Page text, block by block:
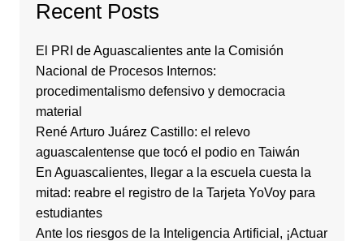
Recent Posts
El PRI de Aguascalientes ante la Comisión
Nacional de Procesos Internos:
procedimentalismo defensivo y democracia
material
René Arturo Juárez Castillo: el relevo
aguascalentense que tocó el podio en Taiwán
En Aguascalientes, llegar a la escuela cuesta la
mitad: reabre el registro de la Tarjeta YoVoy para
estudiantes
Ante los riesgos de la Inteligencia Artificial, ¡Actuar